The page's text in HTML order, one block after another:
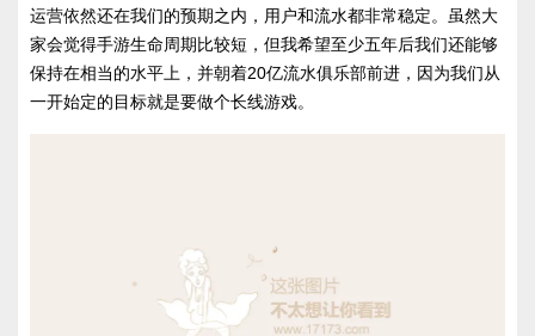
运营依然还在我们的预期之内，用户和流水都非常稳定。虽然大
家会觉得手游生命周期比较短，但我希望至少五年后我们还能够
保持在相当的水平上，并朝着20亿流水俱乐部前进，因为我们从
一开始定的目标就是要做个长线游戏。